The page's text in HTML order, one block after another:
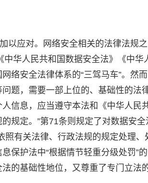
以应对。网络安全相关的法律法规
华人民共和国数据安全法》《中华
络安全法律体系的“三驾马车”。然
题，需要一部上位的、基础性的法
信息，应当遵守本法和《中华人民
规定。”第71条则规定了对数据安
有关法律、行政法规的规定处理、
保护法中“根据情节轻重分级处罚”
的基础性地位，又尊重了专门立法